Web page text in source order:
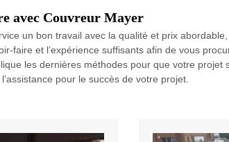
avec Couvreur Mayer
un bon travail avec la qualité et prix
faire et l’expérience suffisants afin de vous
les dernières méthodes pour que votre
pour le succès de votre projet.